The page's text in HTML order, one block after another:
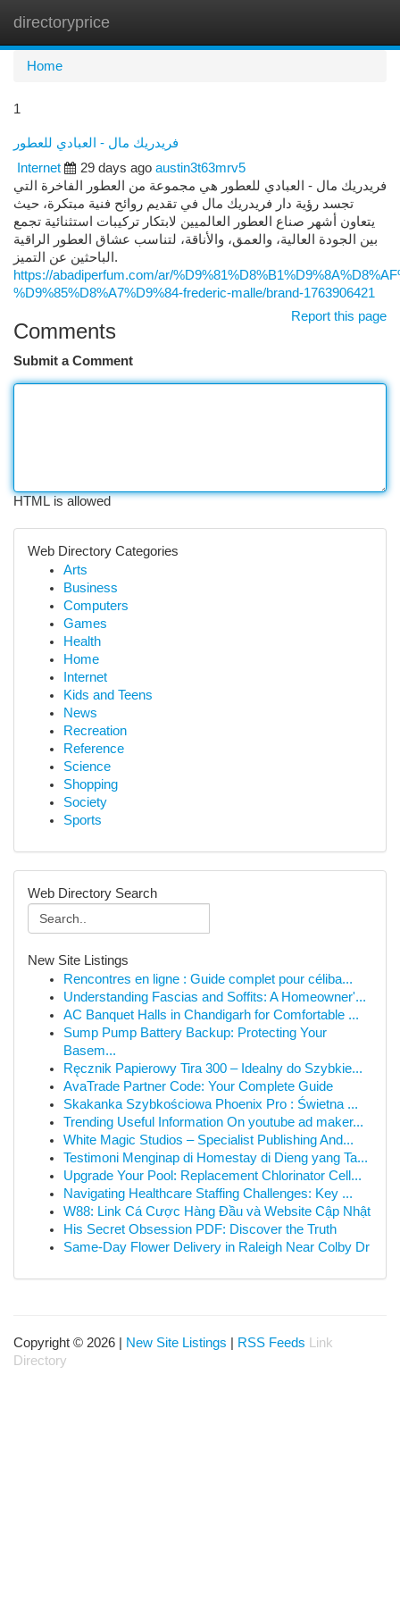
directoryprice
Home
1
فريدريك مال - العبادي للعطور
Internet
29 days ago austin3t63mrv5
فريدريك مال - العبادي للعطور هي مجموعة من العطور الفاخرة التي
تجسد رؤية دار فريدريك مال في تقديم روائح فنية مبتكرة، حيث
يتعاون أشهر صناع العطور العالميين لابتكار تركيبات استثنائية تجمع
بين الجودة العالية، والعمق، والأناقة، لتناسب عشاق العطور الراقية
الباحثين عن التميز.
https://abadiperfum.com/ar/
%D9%85%D8%A7%D9%84-frederic-malle/brand-1763906421
Report this page
Comments
Submit a Comment
HTML is allowed
Web Directory Categories
Arts
Business
Computers
Games
Health
Home
Internet
Kids and Teens
News
Recreation
Reference
Science
Shopping
Society
Sports
Web Directory Search
New Site Listings
Rencontres en ligne : Guide complet pour céliba...
Understanding Fascias and Soffits: A Homeowner'...
AC Banquet Halls in Chandigarh for Comfortable ...
Sump Pump Battery Backup: Protecting Your
Basem...
Ręcznik Papierowy Tira 300 – Idealny do Szybkie...
AvaTrade Partner Code: Your Complete Guide
Skakanka Szybkościowa Phoenix Pro : Świetna ...
Trending Useful Information On youtube ad maker...
White Magic Studios – Specialist Publishing And...
Testimoni Menginap di Homestay di Dieng yang Ta...
Upgrade Your Pool: Replacement Chlorinator Cell...
Navigating Healthcare Staffing Challenges: Key ...
W88: Link Cá Cược Hàng Đầu và Website Cập Nhật
His Secret Obsession PDF: Discover the Truth
Same-Day Flower Delivery in Raleigh Near Colby Dr
Copyright © 2026 | New Site Listings RSS Feeds
Link
Directory